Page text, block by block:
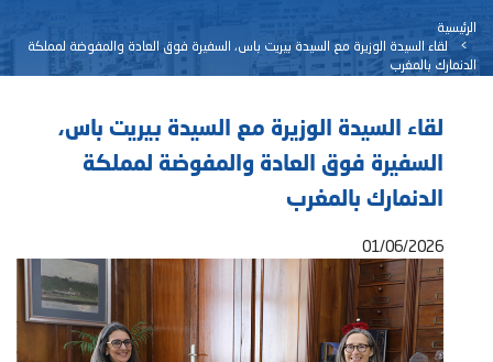
الرئيسية
لقاء السيدة الوزيرة مع السيدة بيريت باس، السفيرة فوق العادة والمفوضة لمملكة
الدنمارك بالمغرب
لقاء السيدة الوزيرة مع السيدة بيريت باس،
السفيرة فوق العادة والمفوضة لمملكة
الدنمارك بالمغرب
01/06/2026